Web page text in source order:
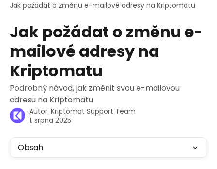
Jak požádat o změnu e-mailové adresy na Kriptomatu
Jak požádat o změnu e-
mailové adresy na
Kriptomatu
Podrobný návod, jak změnit svou e-mailovou
adresu na Kriptomatu
Autor: Kriptomat Support Team
1. srpna 2025
Obsah